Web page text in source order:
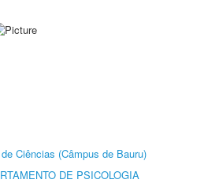
Ciências (Câmpus de Bauru)
DE PSICOLOGIA